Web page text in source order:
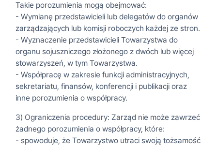
Takie porozumienia mogą obejmować:
- Wymianę przedstawicieli lub delegatów do organów
zarządzających lub komisji roboczych każdej ze stron.
- Wyznaczenie przedstawicieli Towarzystwa do
organu sojuszniczego złożonego z dwóch lub więcej
stowarzyszeń, w tym Towarzystwa.
- Współpracę w zakresie funkcji administracyjnych,
sekretariatu, finansów, konferencji i publikacji oraz
inne porozumienia o współpracy.
3) Ograniczenia procedury: Zarząd nie może zawrzeć
żadnego porozumienia o współpracy, które:
- spowoduje, że Towarzystwo utraci swoją tożsamość